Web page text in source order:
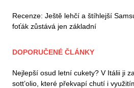
Recenze: Ještě lehčí a štíhlejší
foťák zůstává jen základní
DOPORUČENÉ ČLÁNKY
Nejlepší osud letní cukety? V Itálii ji
sott’olio, které překvapí chutí i